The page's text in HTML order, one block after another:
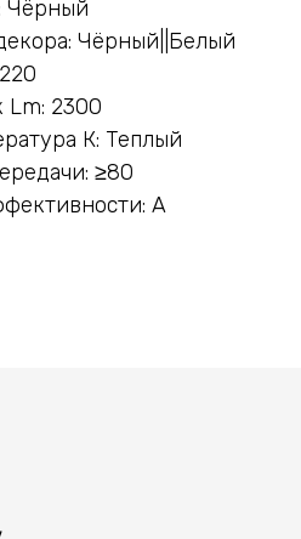
Чёрный
Чёрный||Белый
Lm: 2300
К: Теплый
≥80
А